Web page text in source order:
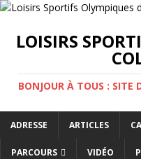
LOISIRS
BONJOUR À TOUS : SITE
ADRESSE ARTICLES
PARCOURS VIDÉO